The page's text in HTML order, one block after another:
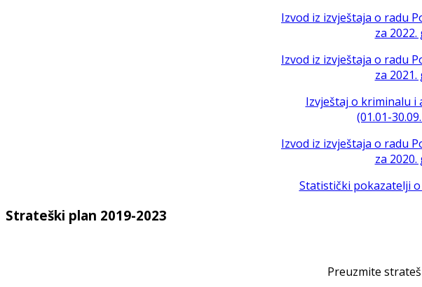
Izvod iz izvještaja o radu
za
Izvod iz izvještaja o radu
za
Izvještaj o kriminalu i
(01.01-
Izvod iz izvještaja o radu
za
Statistički pokazatelji
Strateški plan 2019-2023
Preuzmite